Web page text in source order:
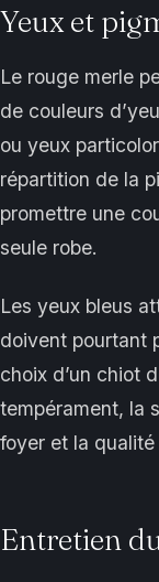
Yeux et
Le rouge merle
de couleurs
ou yeux
répartition de la
promettre une
seule robe.
Les yeux bleus
doivent pourtant
choix d’un chiot
tempérament, la
foyer et la qualité
Entretien